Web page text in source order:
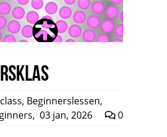
, Beginnerslessen,
, 03 jan, 2026 0